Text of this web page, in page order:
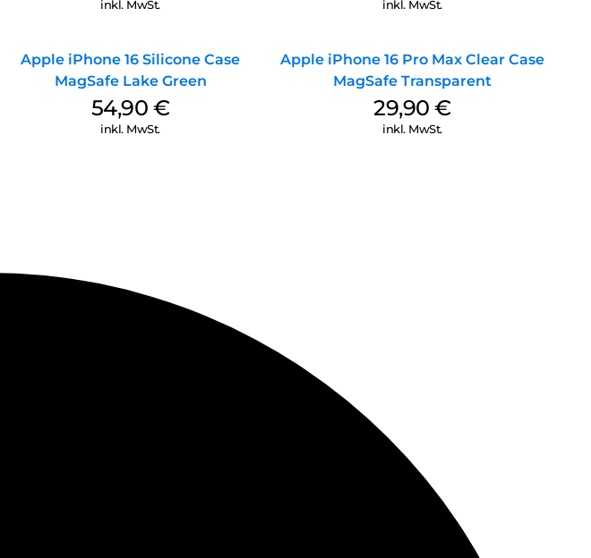
inkl. MwSt. inkl. MwSt.
Apple iPhone 16 Silicone Case
MagSafe Lake Green
54,90 €
inkl. MwSt.
Apple iPhone 16 Pro Max Clear Case
MagSafe Transparent
29,90€
inkl. MwSt.